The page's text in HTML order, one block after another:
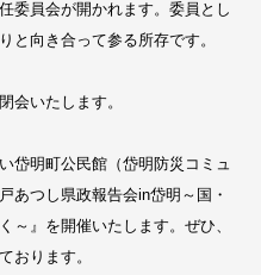
委員会が開かれます。委員とし
と向き合って参る所存です。
会いたします。
岱明町公民館（岱明防災コミュ
あつし県政報告会in岱明～国・
～』を開催いたします。ぜひ、
おります。